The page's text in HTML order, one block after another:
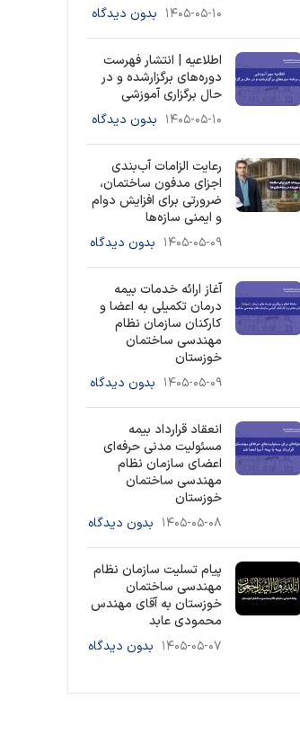
۱۴۰۵-۰۵-۱۰ بدون دیدگاه
اطلاعیه | انتشار فهرست
دوره‌های برگزارشده و در
حال برگزاری آموزشی
۱۴۰۵-۰۵-۱۰ بدون دیدگاه
رعایت الزامات آب‌بندی
اجزای مدفون ساختمان،
ضرورتی برای افزایش دوام
و ایمنی سازه‌ها
۱۴۰۵-۰۵-۰۹ بدون دیدگاه
آغاز ارائه خدمات بیمه
درمان تکمیلی به اعضا و
کارکنان سازمان نظام
مهندسی ساختمان
خوزستان
۱۴۰۵-۰۵-۰۹ بدون دیدگاه
انعقاد قرارداد بیمه
مسئولیت مدنی حرفه‌ای
اعضای سازمان نظام
مهندسی ساختمان
خوزستان
۱۴۰۵-۰۵-۰۸ بدون دیدگاه
پیام تسلیت سازمان نظام
مهندسی ساختمان
خوزستان به آقای مهندس
محمودی عابد
۱۴۰۵-۰۵-۰۷ بدون دیدگاه